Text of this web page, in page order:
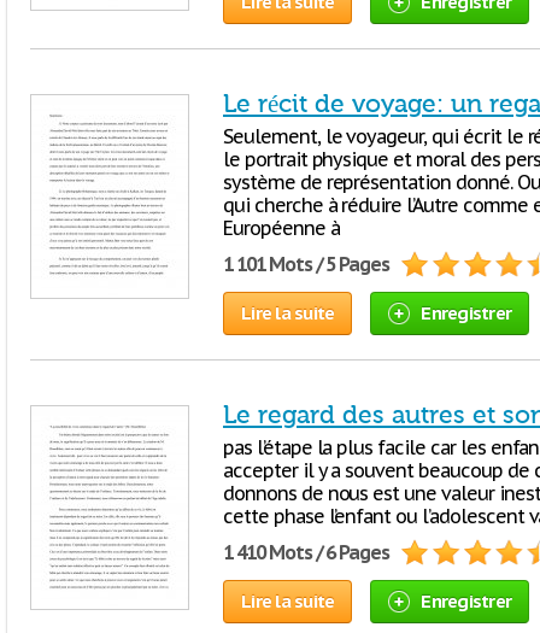
Le récit de voyage: un
Seulement, le voyageur, qui écrit le
le portrait physique et moral des
système de représentation donné.
qui cherche à réduire l’Autre
Européenne à
1 101 Mots / 5 Pages
Lire la suite Enregistrer
Le regard des autres et
pas l’étape la plus facile car les
accepter il y a souvent beaucoup de
donnons de nous est une valeur
cette phase l’enfant ou l’adolescent
1 410 Mots / 6 Pages
Lire la suite Enregistrer